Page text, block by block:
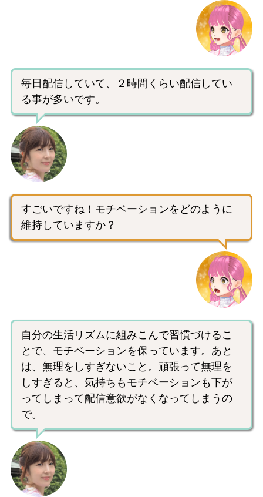
毎日配信していて、２時間くらい配信してい
る事が多いです。
すごいですね！モチベーションをどのように
維持していますか？
自分の生活リズムに組みこんで習慣づけるこ
とで、モチベーションを保っています。あと
は、無理をしすぎないこと。頑張って無理を
しすぎると、気持ちもモチベーションも下が
ってしまって配信意欲がなくなってしまうの
で。